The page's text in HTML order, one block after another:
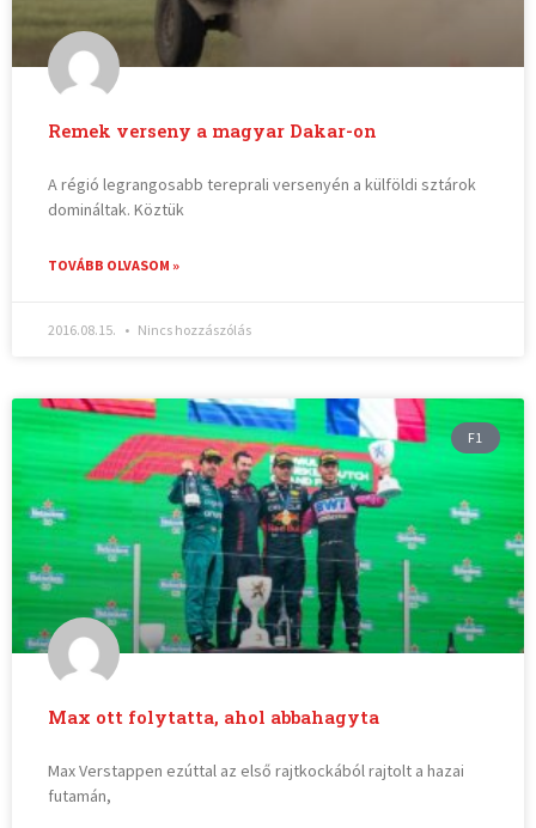
Remek verseny a magyar Dakar-on
A régió legrangosabb tereprali versenyén a külföldi sztárok
domináltak. Köztük
TOVÁBB OLVASOM »
2016.08.15. Nincs hozzászólás
F1
Max ott folytatta, ahol abbahagyta
Max Verstappen ezúttal az első rajtkockából rajtolt a hazai
futamán,